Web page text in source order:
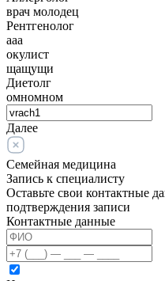
врач молодец
Рентгенолог
ааа
окулист
щащущи
Диетолг
омномном
Далее
Семейная медицина
Запись к специалисту
Оставьте свои контактные
подтверждения записи
Контактные данные